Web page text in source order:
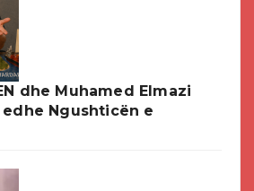
dhe Muhamed Elmazi
Ngushticën e